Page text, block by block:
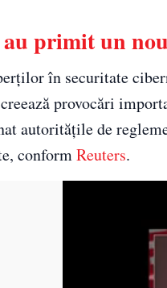
primit un
în securitate
provocări
autoritățile de
conformReuters.